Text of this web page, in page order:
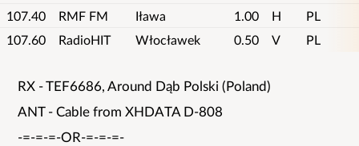
107.40 RMF FM Iława 1.00 H
PL
107.60
RadioHIT Włocławek 0.50 V PL
List
details
RX - TEF6686, Around Dąb Polski (Poland)
ANT - Cable from XHDATA D-808
-=-=-=-OR-=-=-=-